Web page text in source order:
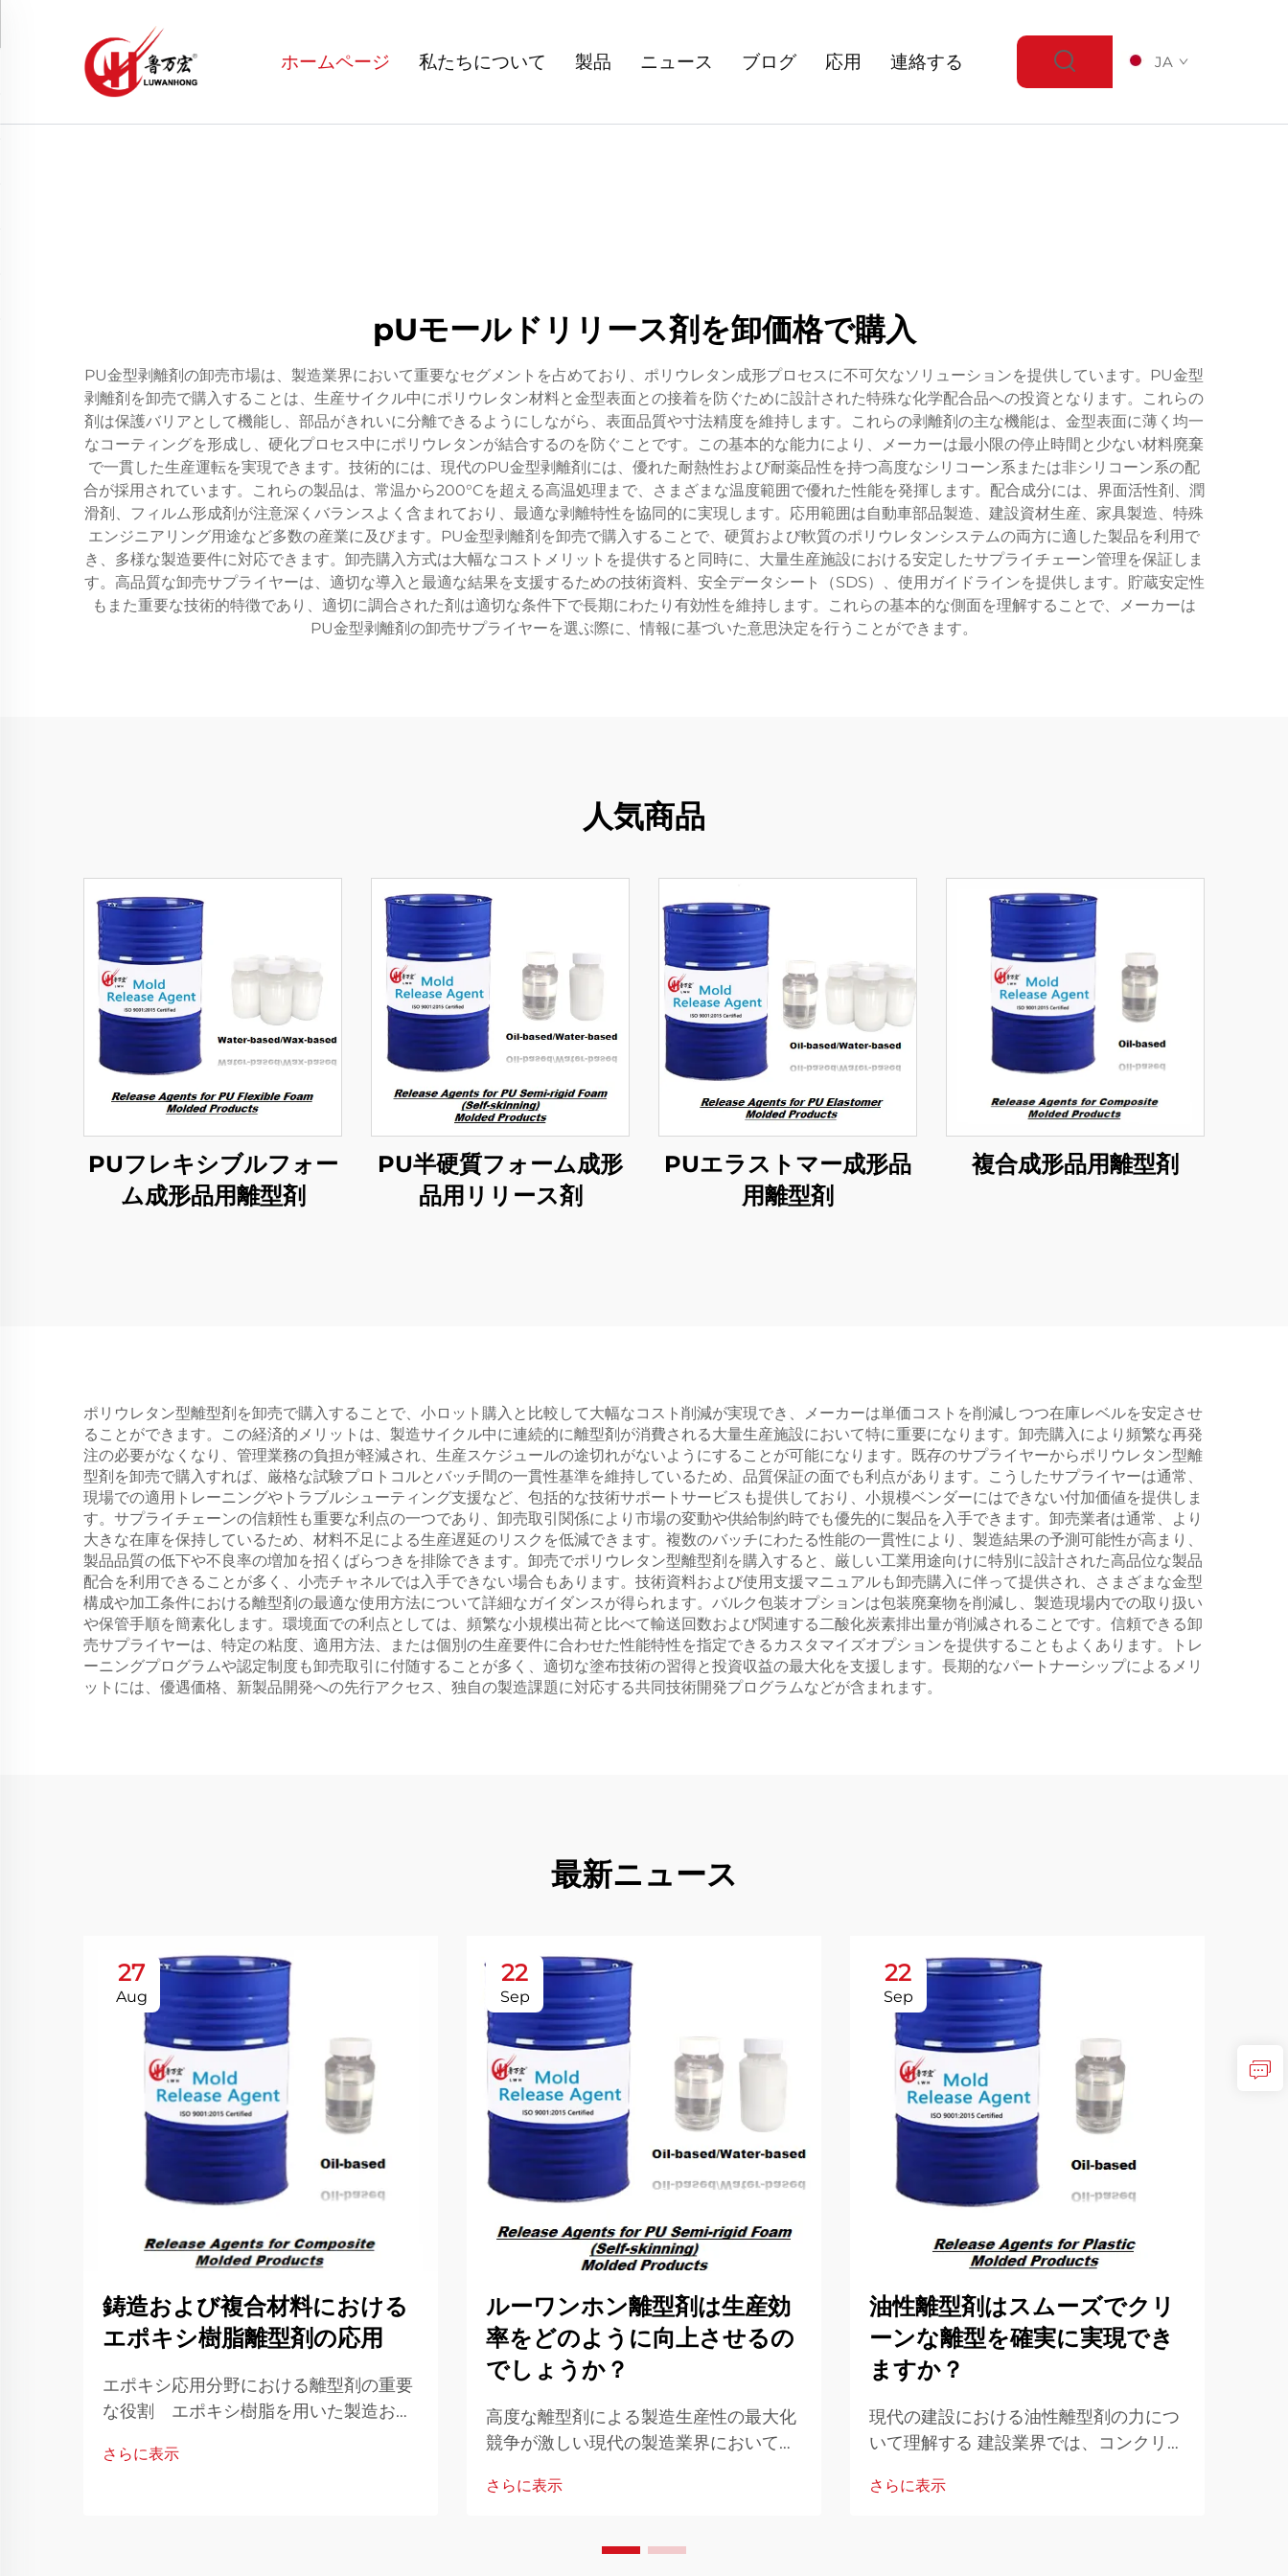
ホームページ 私たちについて 製品 ニュース ブログ 応用 連絡する JA
pUモールドリリース剤を卸価格で購入
PU金型剥離剤の卸売市場は、製造業界において重要なセグメントを占めており、ポリウレタン成形プロセスに不可欠なソリューションを提供しています。PU金型
剥離剤を卸売で購入することは、生産サイクル中にポリウレタン材料と金型表面との接着を防ぐために設計された特殊な化学配合品への投資となります。これらの
剤は保護バリアとして機能し、部品がきれいに分離できるようにしながら、表面品質や寸法精度を維持します。これらの剥離剤の主な機能は、金型表面に薄く均一
なコーティングを形成し、硬化プロセス中にポリウレタンが結合するのを防ぐことです。この基本的な能力により、メーカーは最小限の停止時間と少ない材料廃棄
で一貫した生産運転を実現できます。技術的には、現代のPU金型剥離剤には、優れた耐熱性および耐薬品性を持つ高度なシリコーン系または非シリコーン系の配
合が採用されています。これらの製品は、常温から200°Cを超える高温処理まで、さまざまな温度範囲で優れた性能を発揮します。配合成分には、界面活性剤、潤
滑剤、フィルム形成剤が注意深くバランスよく含まれており、最適な剥離特性を協同的に実現します。応用範囲は自動車部品製造、建設資材生産、家具製造、特殊
エンジニアリング用途など多数の産業に及びます。PU金型剥離剤を卸売で購入することで、硬質および軟質のポリウレタンシステムの両方に適した製品を利用で
き、多様な製造要件に対応できます。卸売購入方式は大幅なコストメリットを提供すると同時に、大量生産施設における安定したサプライチェーン管理を保証しま
す。高品質な卸売サプライヤーは、適切な導入と最適な結果を支援するための技術資料、安全データシート（SDS）、使用ガイドラインを提供します。貯蔵安定性
もまた重要な技術的特徴であり、適切に調合された剤は適切な条件下で長期にわたり有効性を維持します。これらの基本的な側面を理解することで、メーカーは
PU金型剥離剤の卸売サプライヤーを選ぶ際に、情報に基づいた意思決定を行うことができます。
人気商品
PUフレキシブルフォー
ム成形品用離型剤
PU半硬質フォーム成形
品用リリース剤
PUエラストマー成形品
用離型剤
複合成形品用離型剤
ポリウレタン型離型剤を卸売で購入することで、小ロット購入と比較して大幅なコスト削減が実現でき、メーカーは単価コストを削減しつつ在庫レベルを安定させ
ることができます。この経済的メリットは、製造サイクル中に連続的に離型剤が消費される大量生産施設において特に重要になります。卸売購入により頻繁な再発
注の必要がなくなり、管理業務の負担が軽減され、生産スケジュールの途切れがないようにすることが可能になります。既存のサプライヤーからポリウレタン型離
型剤を卸売で購入すれば、厳格な試験プロトコルとバッチ間の一貫性基準を維持しているため、品質保証の面でも利点があります。こうしたサプライヤーは通常、
現場での適用トレーニングやトラブルシューティング支援など、包括的な技術サポートサービスも提供しており、小規模ベンダーにはできない付加価値を提供しま
す。サプライチェーンの信頼性も重要な利点の一つであり、卸売取引関係により市場の変動や供給制約時でも優先的に製品を入手できます。卸売業者は通常、より
大きな在庫を保持しているため、材料不足による生産遅延のリスクを低減できます。複数のバッチにわたる性能の一貫性により、製造結果の予測可能性が高まり、
製品品質の低下や不良率の増加を招くばらつきを排除できます。卸売でポリウレタン型離型剤を購入すると、厳しい工業用途向けに特別に設計された高品位な製品
配合を利用できることが多く、小売チャネルでは入手できない場合もあります。技術資料および使用支援マニュアルも卸売購入に伴って提供され、さまざまな金型
構成や加工条件における離型剤の最適な使用方法について詳細なガイダンスが得られます。バルク包装オプションは包装廃棄物を削減し、製造現場内での取り扱い
や保管手順を簡素化します。環境面での利点としては、頻繁な小規模出荷と比べて輸送回数および関連する二酸化炭素排出量が削減されることです。信頼できる卸
売サプライヤーは、特定の粘度、適用方法、または個別の生産要件に合わせた性能特性を指定できるカスタマイズオプションを提供することもよくあります。トレ
ーニングプログラムや認定制度も卸売取引に付随することが多く、適切な塗布技術の習得と投資収益の最大化を支援します。長期的なパートナーシップによるメリ
ットには、優遇価格、新製品開発への先行アクセス、独自の製造課題に対応する共同技術開発プログラムなどが含まれます。
最新ニュース
27
Aug
鋳造および複合材料における
エポキシ樹脂離型剤の応用
エポキシ応用分野における離型剤の重要
な役割 エポキシ樹脂を用いた製造およ
剤を使用することが成功の鍵となること
さらに表示
22
Sep
ルーワンホン離型剤は生産効
率をどのように向上させるの
でしょうか？
高度な離型剤による製造生産性の最大化
競争が激しい現代の製造業界において、
剤を使用することは、ゲームチェンジャ
さらに表示
22
Sep
油性離型剤はスムーズでクリ
ーンな離型を確実に実現でき
ますか？
現代の建設における油性離型剤の力につ
いて理解する 建設業界では、コンクリー
的なソリューションが常に求められてい
さらに表示